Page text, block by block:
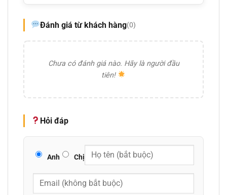
Đánh giá từ khách hàng(0)
Chưa có đánh giá nào. Hãy là người đầu
tiên!
Hỏi đáp
Anh Chị